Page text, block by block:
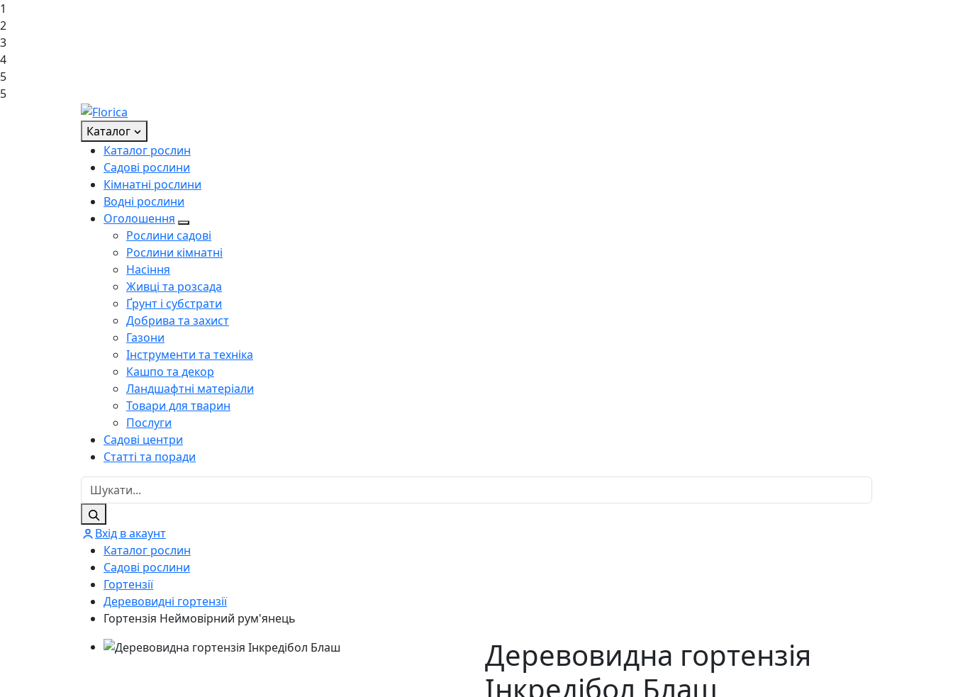
1
2
3
4
5
5
Каталог
Каталог рослин
Садові рослини
Кімнатні рослини
Водні рослини
Оголошення
Рослини садові
Рослини кімнатні
Насіння
Живці та розсада
Ґрунт і субстрати
Добрива та захист
Газони
Інструменти та техніка
Кашпо та декор
Ландшафтні матеріали
Товари для тварин
Послуги
Садові центри
Статті та поради
Вхід в акаунт
Каталог рослин
Садові рослини
Гортензії
Деревовидні гортензії
Гортензія Неймовірний рум'янець
Деревовидна гортензія
Інкредібол Блаш